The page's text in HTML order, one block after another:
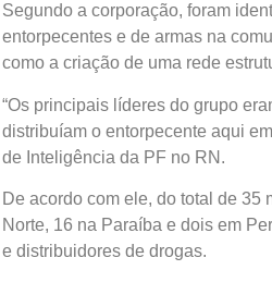
Segundo a corporação, foram
entorpecentes e de armas na
como a criação de uma rede
“Os principais líderes do grupo
distribuíam o entorpecente aqui em
de Inteligência da PF no RN.
De acordo com ele, do total de
Norte, 16 na Paraíba e dois em
e distribuidores de drogas.